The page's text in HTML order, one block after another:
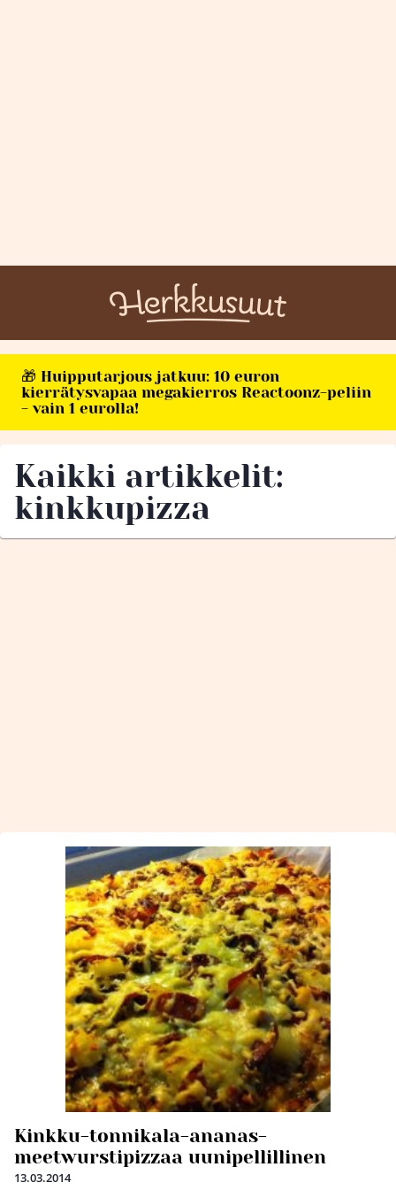
🎁 Huipputarjous jatkuu: 10 euron
kierrätysvapaa megakierros Reactoonz-peliin
- vain 1 eurolla!
Kaikki artikkelit:
kinkkupizza
Kinkku-tonnikala-ananas-
meetwurstipizzaa uunipellillinen
13.03.2014